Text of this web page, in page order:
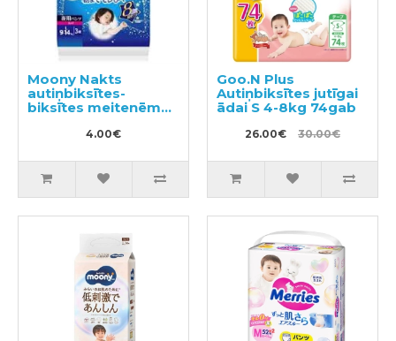
Moony Nakts
autiņbiksītes-
biksītes meitenēm
4.00€
Goo.N Plus
Autiņbiksītes jutīgai
ādai S 4-8kg 74gab
26.00€ 30.00€